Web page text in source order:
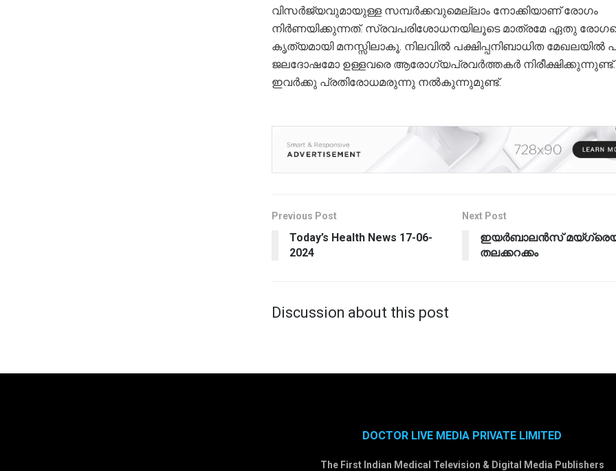
വിസർജ്യവുമായുള്ള സമ്പർക്കവുമെല്ലാം നോക്കിയാണ് രോഗം
നിർണയിക്കുന്നത്. സ്രവപരിശോധനയിലൂടെ മാത്രമേ ഏതു
കൃത്യമായി മനസ്സിലാകൂ. നിലവിൽ പക്ഷിപ്പനിബാധിത മേഖലയിൽ
ജലദോഷമോ ഉള്ളവരെ ആരോഗ്യപ്രവർത്തകർ നിരീക്ഷിക്കുന്നുണ്ട്.
ഇവർക്കു പ്രതിരോധമരുന്നു നൽകുന്നുമുണ്ട്.
Previous Post
Today’s Health News 17-06-
2024
Next Post
ഇയർബാലൻസ്
തലക്കറക്കം
Discussion about this post
DOCTOR LIVE MEDIA PRIVATE LIMITED
The First Indian Medical Television & Digital Media Publishers